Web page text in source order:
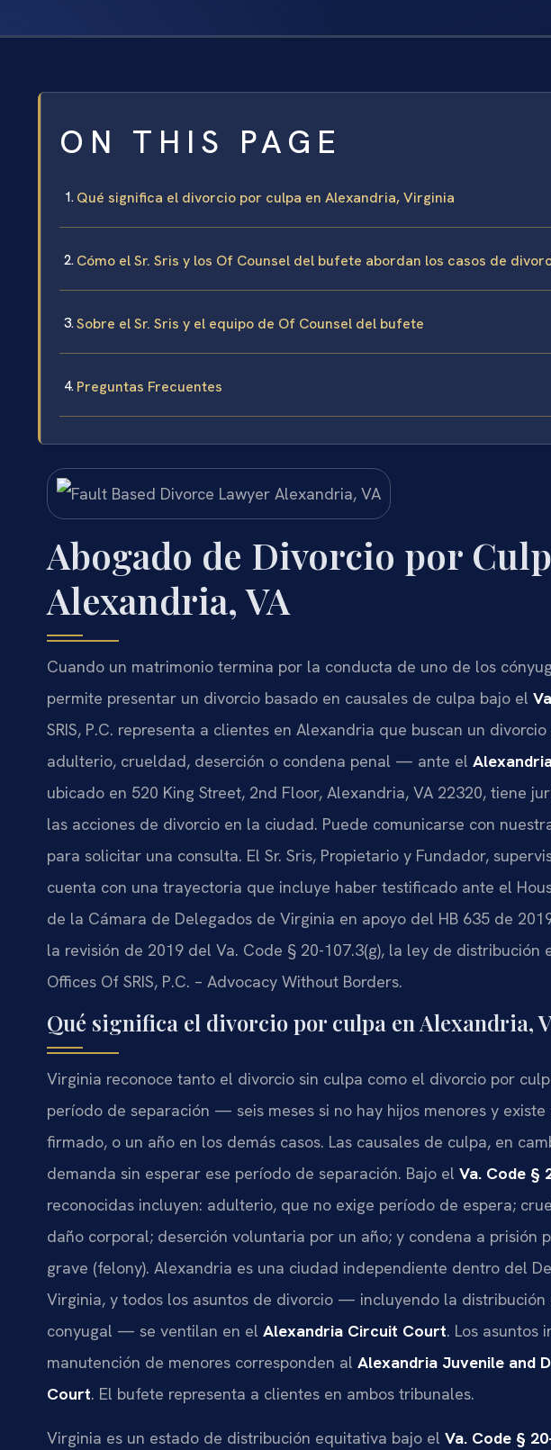
ON THIS PAGE
Qué significa el divorcio por culpa en Alexandria, Virginia
Cómo el Sr. Sris y los Of Counsel del bufete abordan los casos de
Sobre el Sr. Sris y el equipo de Of Counsel del bufete
Preguntas Frecuentes
Abogado de Divorcio por
Alexandria, VA
Cuando un matrimonio termina por la conducta de uno de los
permite presentar un divorcio basado en causales de culpa bajo el
SRIS, P.C. representa a clientes en Alexandria que buscan un
adulterio, crueldad, deserción o condena penal — ante el
ubicado en 520 King Street, 2nd Floor, Alexandria, VA 22320, tiene
las acciones de divorcio en la ciudad. Puede comunicarse con
para solicitar una consulta. El Sr. Sris, Propietario y Fundador,
cuenta con una trayectoria que incluye haber testificado ante el
de la Cámara de Delegados de Virginia en apoyo del HB 635 de
la revisión de 2019 del Va. Code § 20-107.3(g), la ley de distribución
Offices Of SRIS, P.C. – Advocacy Without Borders.
Qué significa el divorcio por culpa en Alexandria,
Virginia reconoce tanto el divorcio sin culpa como el divorcio por
período de separación — seis meses si no hay hijos menores y
firmado, o un año en los demás casos. Las causales de culpa, en
demanda sin esperar ese período de separación. Bajo el Va. Code §
reconocidas incluyen: adulterio, que no exige período de espera;
daño corporal; deserción voluntaria por un año; y condena a prisión
grave (felony). Alexandria es una ciudad independiente dentro del
Virginia, y todos los asuntos de divorcio — incluyendo la distribución
conyugal — se ventilan en el Alexandria Circuit Court. Los asuntos
manutención de menores corresponden al Alexandria Juvenile and
Court. El bufete representa a clientes en ambos tribunales.
Virginia es un estado de distribución equitativa bajo el Va. Code §